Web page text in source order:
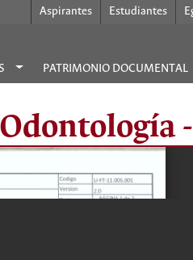
Aspirantes Estudiantes
PATRIMONIO DOCUMENTAL